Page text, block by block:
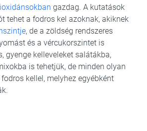
gazdag. A kutatások
tehet a fodros kel azoknak, akiknek
, de a zöldség rendszeres
és a vércukorszintet is
gyenge kelleveleket salátákba,
is tehetjük, de minden olyan
kellel, melyhez egyébként